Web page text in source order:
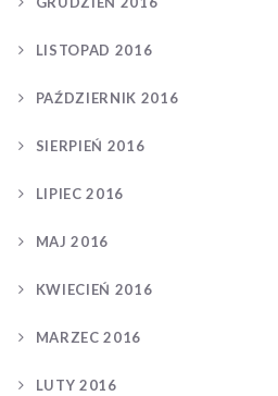
LISTOPAD 2016
PAŹDZIERNIK 2016
SIERPIEŃ 2016
LIPIEC 2016
MAJ 2016
KWIECIEŃ 2016
MARZEC 2016
LUTY 2016